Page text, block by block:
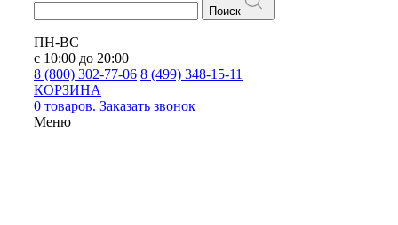
Поиск
ПН-ВС
с 10:00 до 20:00
8 (800) 302-77-06 8 (499) 348-15-11
КОРЗИНА
0 товаров. Заказать звонок
Меню